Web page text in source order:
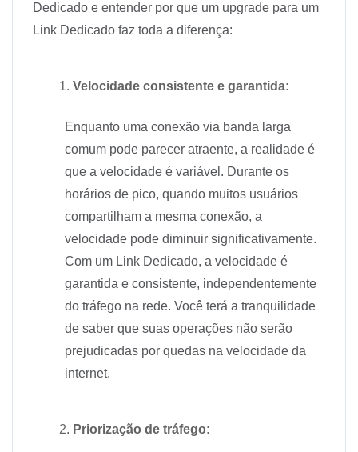
Dedicado e entender por que um upgrade para um
Link Dedicado faz toda a diferença:
Velocidade consistente e garantida:
Enquanto uma conexão via banda larga
comum pode parecer atraente, a realidade é
que a velocidade é variável. Durante os
horários de pico, quando muitos usuários
compartilham a mesma conexão, a
velocidade pode diminuir significativamente.
Com um Link Dedicado, a velocidade é
garantida e consistente, independentemente
do tráfego na rede. Você terá a tranquilidade
de saber que suas operações não serão
prejudicadas por quedas na velocidade da
internet.
Priorização de tráfego: